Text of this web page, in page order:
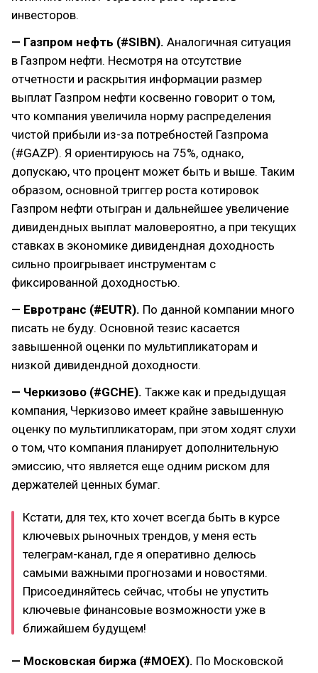
инвесторов.
— Газпром нефть (#SIBN). Аналогичная ситуация
в Газпром нефти. Несмотря на отсутствие
отчетности и раскрытия информации размер
выплат Газпром нефти косвенно говорит о том,
что компания увеличила норму распределения
чистой прибыли из-за потребностей Газпрома
(#GAZP). Я ориентируюсь на 75%, однако,
допускаю, что процент может быть и выше. Таким
образом, основной триггер роста котировок
Газпром нефти отыгран и дальнейшее увеличение
дивидендных выплат маловероятно, а при текущих
ставках в экономике дивидендная доходность
сильно проигрывает инструментам с
фиксированной доходностью.
— Евротранс (#EUTR). По данной компании много
писать не буду. Основной тезис касается
завышенной оценки по мультипликаторам и
низкой дивидендной доходности.
— Черкизово (#GCHE). Также как и предыдущая
компания, Черкизово имеет крайне завышенную
оценку по мультипликаторам, при этом ходят слухи
о том, что компания планирует дополнительную
эмиссию, что является еще одним риском для
держателей ценных бумаг.
Кстати, для тех, кто хочет всегда быть в курсе
ключевых рыночных трендов, у меня есть
телеграм-канал, где я оперативно делюсь
самыми важными прогнозами и новостями.
Присоединяйтесь сейчас, чтобы не упустить
ключевые финансовые возможности уже в
ближайшем будущем!
— Московская биржа (#MOEX). По Московской